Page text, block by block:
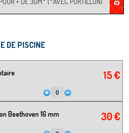
DE PISCINE
15 €
Beethoven 16 mm 30 €